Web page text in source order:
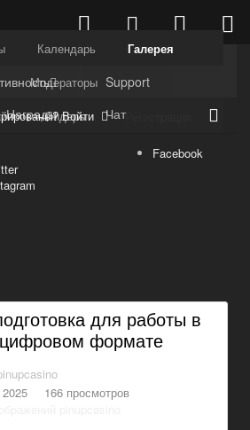
форумКалендарь
Галерея
Модераторы
Лидеры
Support
Награды
Чат
Войти Регистрация
Facebook
для работы в
формате
166 просмотров